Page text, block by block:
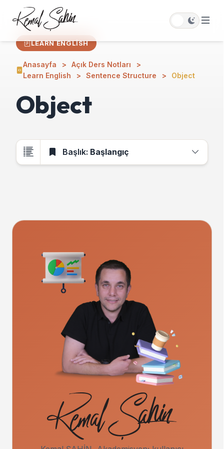
LEARN ENGLISH
Anasayfa
Açık Ders Notları
Learn English
Sentence Structure Object
Object
Başlık: Başlangıç